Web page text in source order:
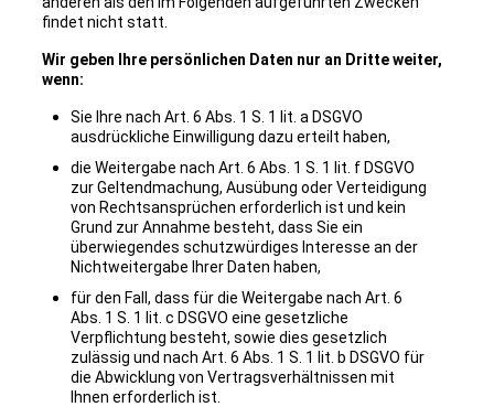
findet nicht statt.
Wir geben Ihre persönlichen Daten nur an Dritte weiter,
wenn:
Sie Ihre nach Art. 6 Abs. 1 S. 1 lit. a DSGVO
ausdrückliche Einwilligung dazu erteilt haben,
die Weitergabe nach Art. 6 Abs. 1 S. 1 lit. f DSGVO
zur Geltendmachung, Ausübung oder Verteidigung
von Rechtsansprüchen erforderlich ist und kein
Grund zur Annahme besteht, dass Sie ein
überwiegendes schutzwürdiges Interesse an der
Nichtweitergabe Ihrer Daten haben,
für den Fall, dass für die Weitergabe nach Art. 6
Abs. 1 S. 1 lit. c DSGVO eine gesetzliche
Verpflichtung besteht, sowie dies gesetzlich
zulässig und nach Art. 6 Abs. 1 S. 1 lit. b DSGVO für
die Abwicklung von Vertragsverhältnissen mit
Ihnen erforderlich ist.